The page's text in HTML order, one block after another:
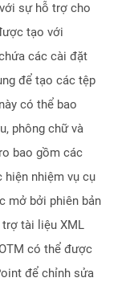
sự hỗ trợ cho
tạo với
các cài đặt
để tạo các tệp
có thể bao
phông chữ và
bao gồm các
hiện nhiệm vụ cụ
mở bởi phiên bản
tài liệu XML
có thể được
để chỉnh sửa